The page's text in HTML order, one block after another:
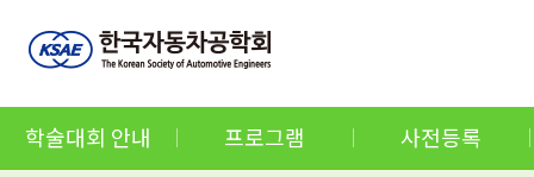
학술대회 안내 프로그램 사전등록